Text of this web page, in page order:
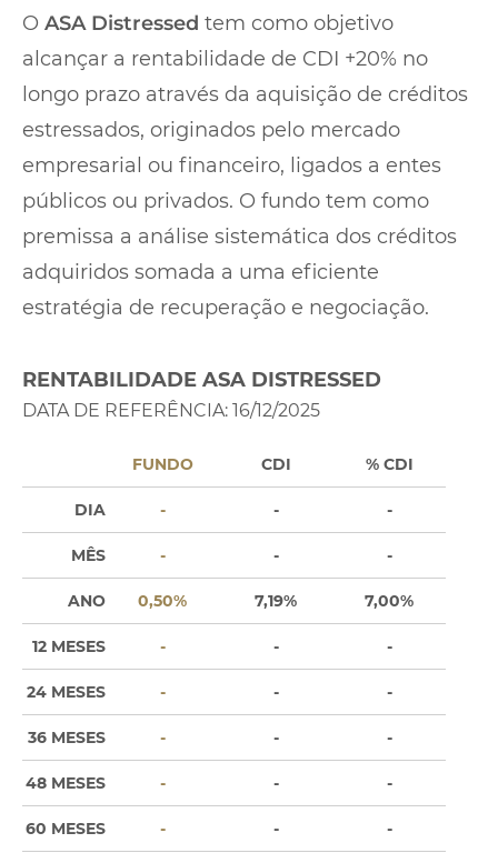
O ASA Distressed tem como objetivo
alcançar a rentabilidade de CDI +20% no
longo prazo através da aquisição de créditos
estressados, originados pelo mercado
empresarial ou financeiro, ligados a entes
públicos ou privados. O fundo tem como
premissa a análise sistemática dos créditos
adquiridos somada a uma eficiente
estratégia de recuperação e negociação.
RENTABILIDADE ASA DISTRESSED
DATA DE REFERÊNCIA: 16/12/2025
FUNDO CDI % CDI
DIA - - -
MÊS - - -
ANO 0,50% 7,19% 7,00%
12 MESES - - -
24 MESES - - -
36 MESES - - -
48 MESES - - -
60 MESES - - -